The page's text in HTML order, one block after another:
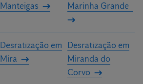
Manteigas
Marinha Grande
Desratização em
Mira
Desratização em
Miranda do
Corvo